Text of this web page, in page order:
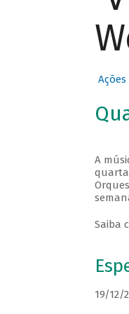
Ações
A
Saiba
19/12/